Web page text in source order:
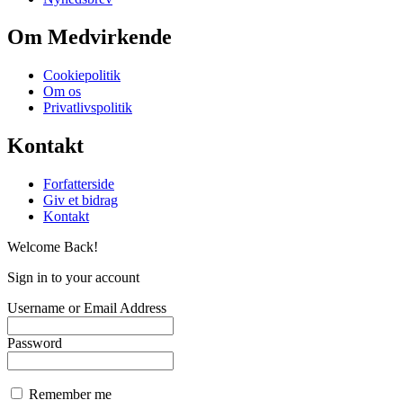
Om Medvirkende
Cookiepolitik
Om os
Privatlivspolitik
Kontakt
Forfatterside
Giv et bidrag
Kontakt
Welcome Back!
Sign in to your account
Username or Email Address
Password
Remember me